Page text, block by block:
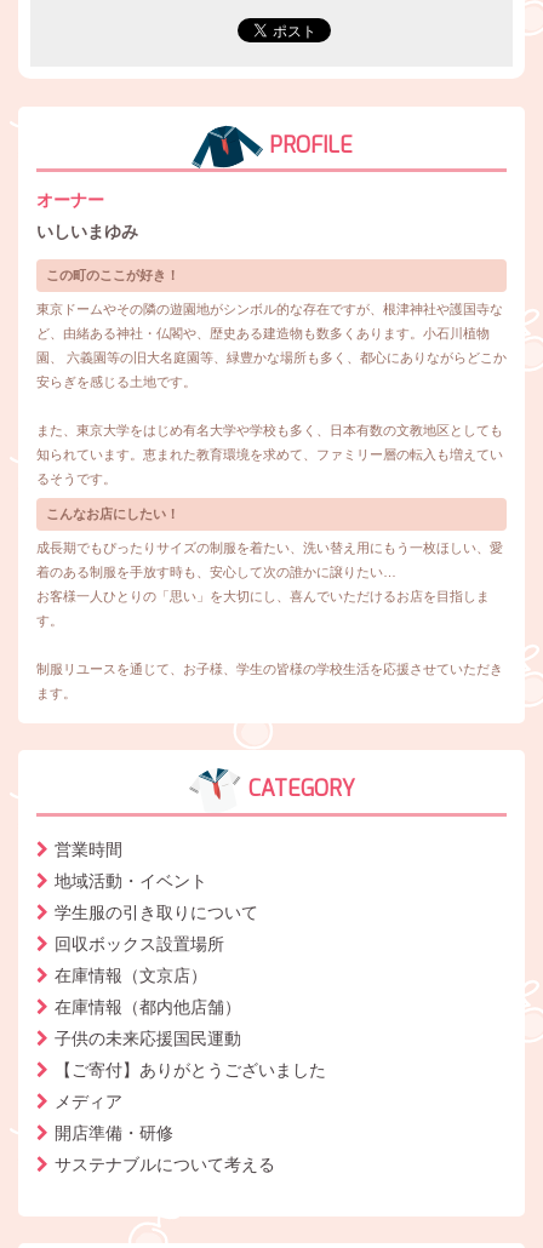
PROFILE
オーナー
いしいまゆみ
この町のここが好き！
東京ドームやその隣の遊園地がシンボル的な存在ですが、根津神社や護国寺な
ど、由緒ある神社・仏閣や、歴史ある建造物も数多くあります。小石川植物
園、 六義園等の旧大名庭園等、緑豊かな場所も多く、都心にありながらどこか
安らぎを感じる土地です。
また、東京大学をはじめ有名大学や学校も多く、日本有数の文教地区としても
知られています。恵まれた教育環境を求めて、ファミリー層の転入も増えてい
るそうです。
こんなお店にしたい！
成長期でもぴったりサイズの制服を着たい、洗い替え用にもう一枚ほしい、愛
着のある制服を手放す時も、安心して次の誰かに譲りたい…
お客様一人ひとりの「思い」を大切にし、喜んでいただけるお店を目指しま
す。
制服リユースを通じて、お子様、学生の皆様の学校生活を応援させていただき
ます。
CATEGORY
営業時間
地域活動・イベント
学生服の引き取りについて
回収ボックス設置場所
在庫情報（文京店）
在庫情報（都内他店舗）
子供の未来応援国民運動
【ご寄付】ありがとうございました
メディア
開店準備・研修
サステナブルについて考える